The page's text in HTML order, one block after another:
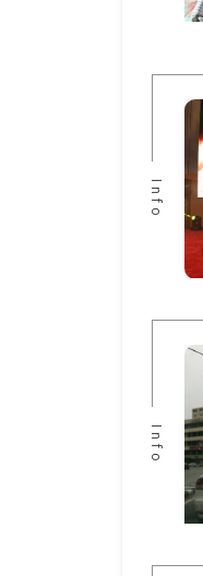
Info
Info